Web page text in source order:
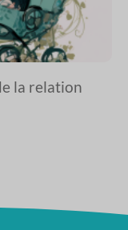
la relation